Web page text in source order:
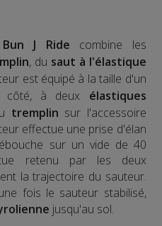
Bun J Ride combine les
, du saut à l'élastique
est équipé à la taille d'un
côté, à deux élastiques
tremplin sur l'accessoire
effectue une prise d'élan
sur un vide de 40
retenu par les deux
la trajectoire du sauteur.
fois le sauteur stabilisé,
jusqu'au sol.